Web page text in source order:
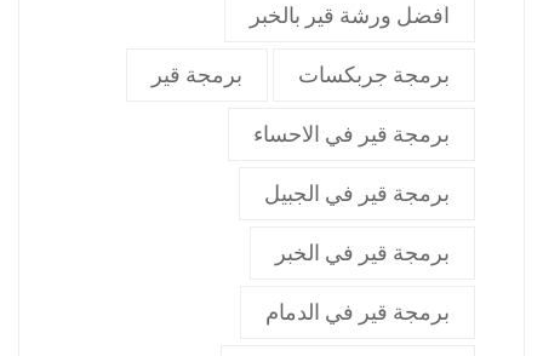
افضل ورشة قير بالخبر
برمجة جربكسات برمجة قير
برمجة قير في الاحساء
برمجة قير في الجبيل
برمجة قير في الخبر
برمجة قير في الدمام